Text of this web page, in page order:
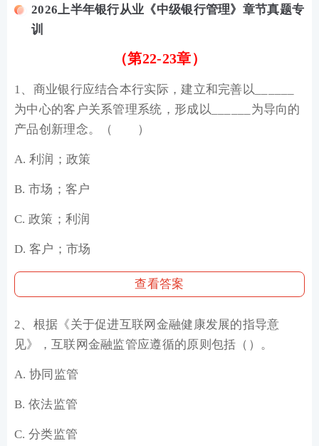
2026上半年银行从业《中级银行管理》章节真题专
训
（第22-23章）
1、商业银行应结合本行实际，建立和完善以______
为中心的客户关系管理系统，形成以______为导向的
产品创新理念。（ ）
A. 利润；政策
B. 市场；客户
C. 政策；利润
D. 客户；市场
查看答案
2、根据《关于促进互联网金融健康发展的指导意
见》，互联网金融监管应遵循的原则包括（）。
A. 协同监管
B. 依法监管
C. 分类监管